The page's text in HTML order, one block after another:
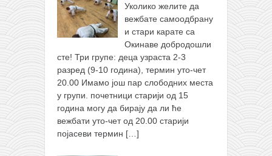
Уколико желите да
вежбате самоодбрану
и стари карате са
Окинаве добродошли
сте! Три групе: деца узраста 2-3
разред (9-10 година), термин уто-чет
20.00 Имамо још пар слободних места
у групи. почетници старији од 15
година могу да бирају да ли ће
вежбати уто-чет од 20.00 старији
појасеви термин […]